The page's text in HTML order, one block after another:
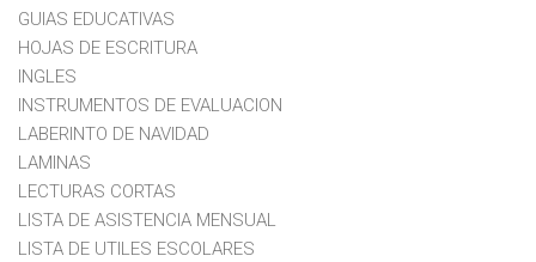
GUIAS EDUCATIVAS
HOJAS DE ESCRITURA
INGLES
INSTRUMENTOS DE EVALUACION
LABERINTO DE NAVIDAD
LAMINAS
LECTURAS CORTAS
LISTA DE ASISTENCIA MENSUAL
LISTA DE UTILES ESCOLARES